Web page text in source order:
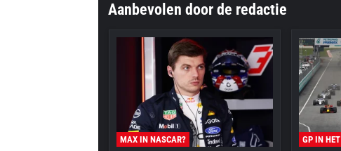
Aanbevolen door de redactie
MAX IN NASCAR? GP IN HET